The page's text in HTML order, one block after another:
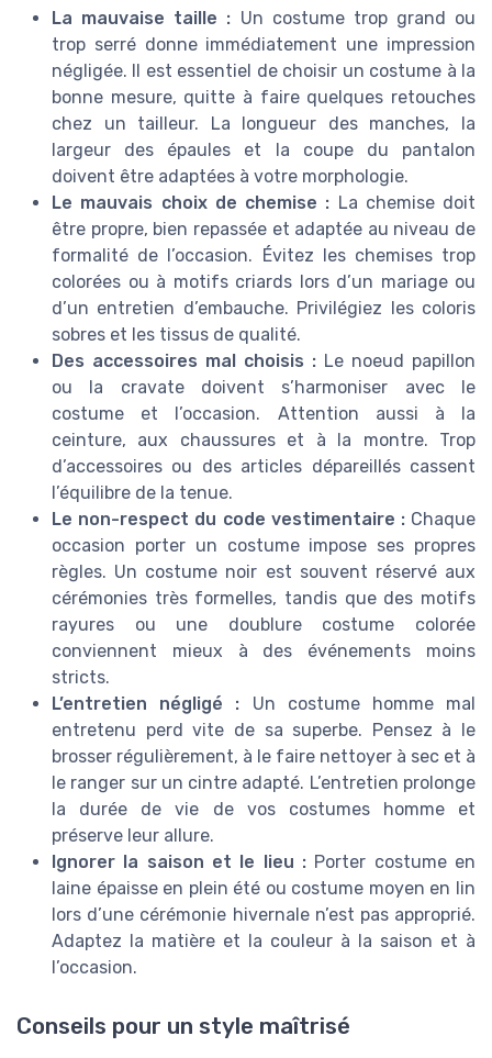
La mauvaise taille : Un costume trop grand ou
trop serré donne immédiatement une impression
négligée. Il est essentiel de choisir un costume à la
bonne mesure, quitte à faire quelques retouches
chez un tailleur. La longueur des manches, la
largeur des épaules et la coupe du pantalon
doivent être adaptées à votre morphologie.
Le mauvais choix de chemise : La chemise doit
être propre, bien repassée et adaptée au niveau de
formalité de l’occasion. Évitez les chemises trop
colorées ou à motifs criards lors d’un mariage ou
d’un entretien d’embauche. Privilégiez les coloris
sobres et les tissus de qualité.
Des accessoires mal choisis : Le noeud papillon
ou la cravate doivent s’harmoniser avec le
costume et l’occasion. Attention aussi à la
ceinture, aux chaussures et à la montre. Trop
d’accessoires ou des articles dépareillés cassent
l’équilibre de la tenue.
Le non-respect du code vestimentaire :Chaque
occasion porter un costume impose ses propres
règles. Un costume noir est souvent réservé aux
cérémonies très formelles, tandis que des motifs
rayures ou une doublure costume colorée
conviennent mieux à des événements moins
stricts.
L’entretien négligé : Un costume homme mal
entretenu perd vite de sa superbe. Pensez à le
brosser régulièrement, à le faire nettoyer à sec et à
le ranger sur un cintre adapté. L’entretien prolonge
la durée de vie de vos costumes homme et
préserve leur allure.
Ignorer la saison et le lieu : Porter costume en
laine épaisse en plein été ou costume moyen en lin
lors d’une cérémonie hivernale n’est pas approprié.
Adaptez la matière et la couleur à la saison et à
l’occasion.
Conseils pour un style maîtrisé